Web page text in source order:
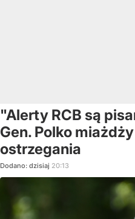
"Alerty RCB są
Gen. Polko
ostrzegania
Dodano: dzisiaj 20:13